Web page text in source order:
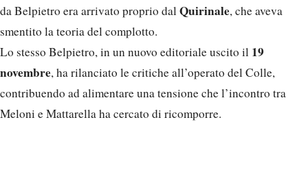
da Belpietro era arrivato proprio dalQuirinale, che aveva
smentito la teoria del complotto.
Lo stesso Belpietro, in un nuovo editoriale uscito il 19
novembre, ha rilanciato le critiche all’operato del Colle,
contribuendo ad alimentare una tensione che l’incontro tra
Meloni e Mattarella ha cercato di ricomporre.